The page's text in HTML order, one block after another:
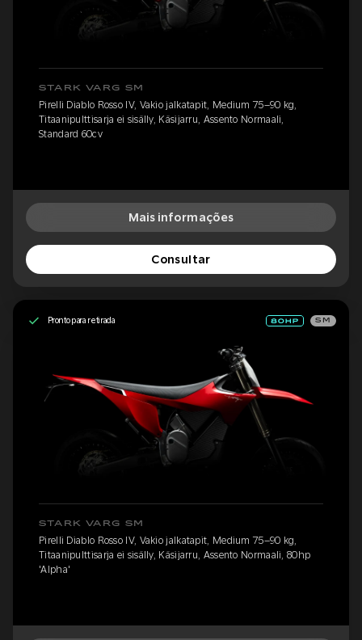
STARK VARG SM
Pirelli Diablo Rosso IV, Vakio jalkatapit, Medium 75–90 kg,
Titaanipulttisarja ei sisälly, Käsijarru, Assento Normaali,
Standard 60cv
Mais informações
Consultar
Pronto para retirada SM
STARK VARG SM
Pirelli Diablo Rosso IV, Vakio jalkatapit, Medium 75–90 kg,
Titaanipulttisarja ei sisälly, Käsijarru, Assento Normaali, 80hp
'Alpha'